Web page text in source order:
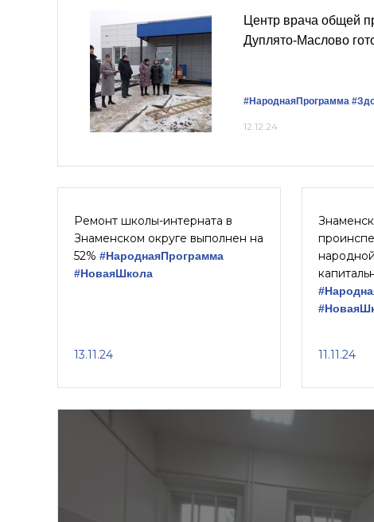
Центр врача общей
Дуплято-Маслово
#НароднаяПрограмма
12.12.24
Ремонт школы-интерната в
Знаменском округе выполнен на
52% #НароднаяПрограмма
#НоваяШкола
13.11.24 11.11.24